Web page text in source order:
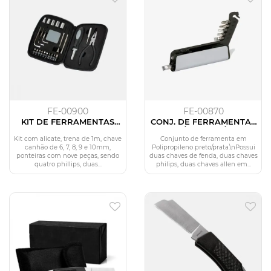
FE-00900
KIT DE FERRAMENTAS
Kit com alicate, trena de 1m, chave
canhão de 6, 7, 8, 9 e 10mm,
ponteiras com nove peças, sendo
quatro phillips, duas...
FE-00870
CONJ. DE FERRAMENTAS
FENDA / PHILIPS / ALLEN
- 7 PÇS
Conjunto de ferramenta em
Polipropileno preto/prata.\nPossui
duas chaves de fenda, duas chaves
philips, duas chaves allen em...